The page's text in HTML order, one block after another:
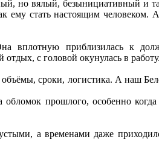
но вялый, безынициативный и
ему стать настоящим человеком.
вплотную приблизилась к
с головой окунулась в работу.
сроки, логистика. А наш
прошлого, особенно
а временами даже